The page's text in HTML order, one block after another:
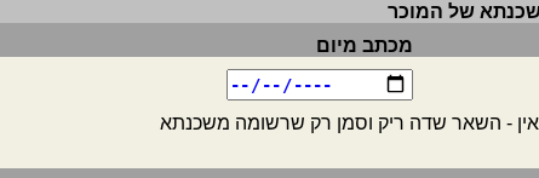
של המוכר
מכתב מיום
אין - השאר שדה ריק וסמן רק שרשומה משכנתא